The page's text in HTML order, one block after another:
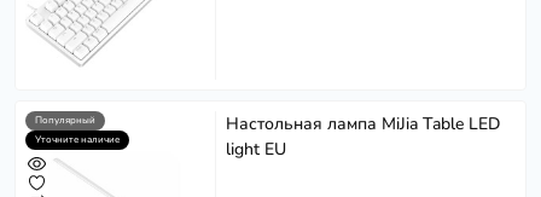
Популярный
Уточните наличие
Настольная лампа MiJia Table LED
light EU